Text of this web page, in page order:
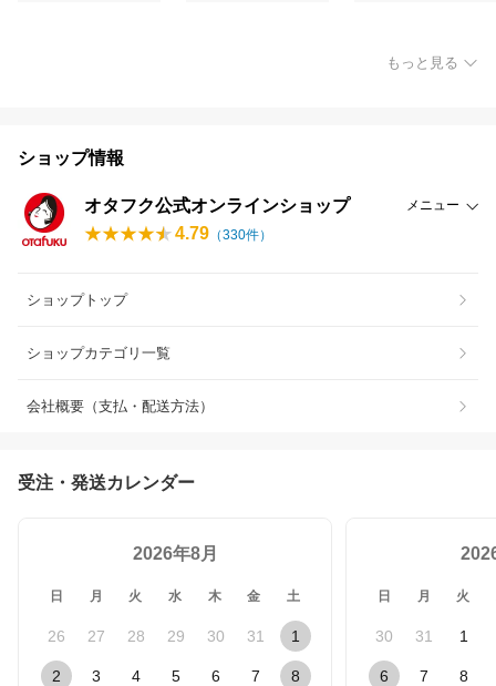
もっと見る
ショップ情報
オタフク公式オンラインショップ メニュー
4.79 （330件）
ショップトップ
ショップカテゴリ一覧
会社概要（支払・配送方法）
受注・発送カレンダー
2026年8月
日 月 火 水 木 金 土
26 27 28 29 30 31 1
2 3 4 5 6 7 8
日 月 火
30 31 1
6 7 8